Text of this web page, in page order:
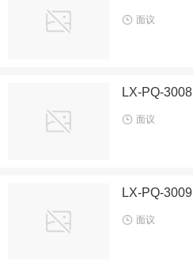
面议
LX-PQ-3008
面议
LX-PQ-3009
面议